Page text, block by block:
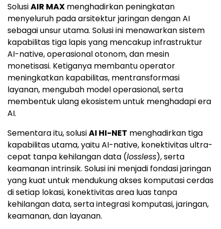
SolusiAIR MAX menghadirkan peningkatan
menyeluruh pada arsitektur jaringan dengan AI
sebagai unsur utama. Solusi ini menawarkan sistem
kapabilitas tiga lapis yang mencakup infrastruktur
AI-native, operasional otonom, dan mesin
monetisasi. Ketiganya membantu operator
meningkatkan kapabilitas, mentransformasi
layanan, mengubah model operasional, serta
membentuk ulang ekosistem untuk menghadapi era
AI.
Sementara itu, solusiAI HI-NET menghadirkan tiga
kapabilitas utama, yaitu AI-native, konektivitas ultra-
cepat tanpa kehilangan data (lossless), serta
keamanan intrinsik. Solusi ini menjadi fondasi jaringan
yang kuat untuk mendukung akses komputasi cerdas
di setiap lokasi, konektivitas area luas tanpa
kehilangan data, serta integrasi komputasi, jaringan,
keamanan, dan layanan.